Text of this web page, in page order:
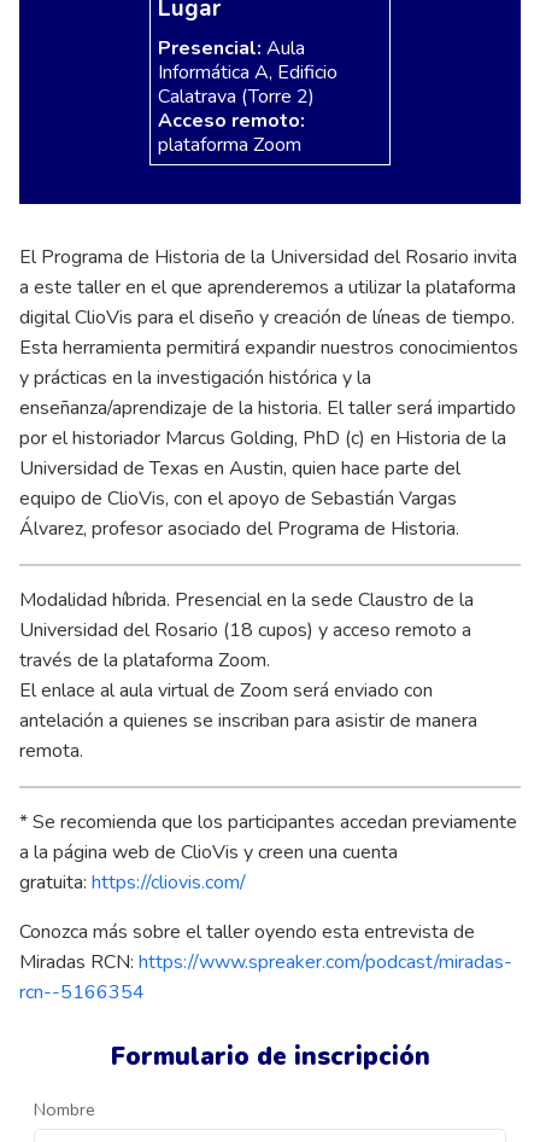
Formulario de inscripción
Nombre
Lugar
Presencial: Aula
Informática A, Edificio
Calatrava (Torre 2)
Acceso remoto:
plataforma Zoom
El Programa de Historia de la Universidad del Rosario invita
a este taller en el que aprenderemos a utilizar la plataforma
digital ClioVis para el diseño y creación de líneas de tiempo.
Esta herramienta permitirá expandir nuestros conocimientos
y prácticas en la investigación histórica y la
enseñanza/aprendizaje de la historia. El taller será impartido
por el historiador Marcus Golding, PhD (c) en Historia de la
Universidad de Texas en Austin, quien hace parte del
equipo de ClioVis, con el apoyo de Sebastián Vargas
Álvarez, profesor asociado del Programa de Historia.
Modalidad híbrida. Presencial en la sede Claustro de la
Universidad del Rosario (18 cupos) y acceso remoto a
través de la plataforma Zoom.
El enlace al aula virtual de Zoom será enviado con
antelación a quienes se inscriban para asistir de manera
remota.
* Se recomienda que los participantes accedan previamente
a la página web de ClioVis y creen una cuenta
gratuita: https://cliovis.com/
Conozca más sobre el taller oyendo esta entrevista de
Miradas RCN: https://www.spreaker.com/podcast/miradas-
rcn--5166354